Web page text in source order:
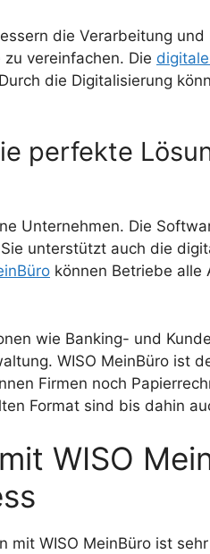
die Verarbeitung
vereinfachen. Die
die Digitalisierung
perfekte
Unternehmen. Die
unterstützt auch die
können Betriebe alle
wie Banking- und
WISO MeinBüro ist
Firmen noch
Format sind bis dahin
WISO
mit WISO MeinBüro ist